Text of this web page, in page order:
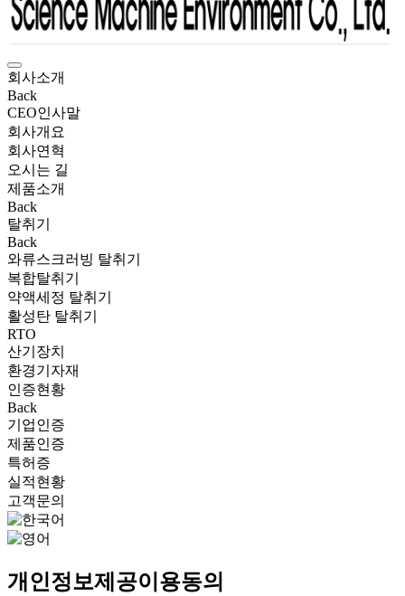
회사소개
Back
CEO인사말
회사개요
회사연혁
오시는 길
제품소개
Back
탈취기
Back
와류스크러빙 탈취기
복합탈취기
약액세정 탈취기
활성탄 탈취기
RTO
산기장치
환경기자재
인증현황
Back
기업인증
제품인증
특허증
실적현황
고객문의
개인정보제공이용동의